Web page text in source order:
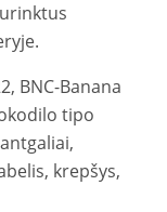
BNC-Banana
tipo
krepšys,